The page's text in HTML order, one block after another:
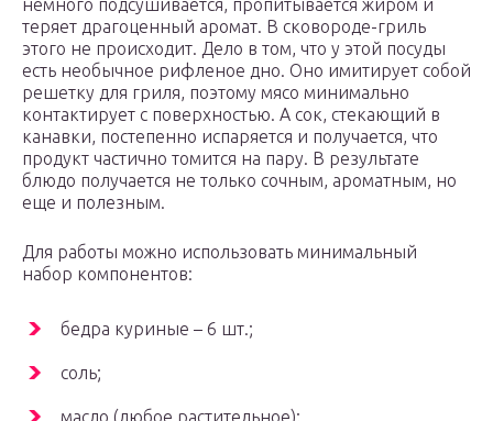
немного подсушивается, пропитывается жиром и
теряет драгоценный аромат. В сковороде-гриль
этого не происходит. Дело в том, что у этой посуды
есть необычное рифленое дно. Оно имитирует собой
решетку для гриля, поэтому мясо минимально
контактирует с поверхностью. А сок, стекающий в
канавки, постепенно испаряется и получается, что
продукт частично томится на пару. В результате
блюдо получается не только сочным, ароматным, но
еще и полезным.
Для работы можно использовать минимальный
набор компонентов:
бедра куриные – 6 шт.;
соль;
масло (любое растительное);